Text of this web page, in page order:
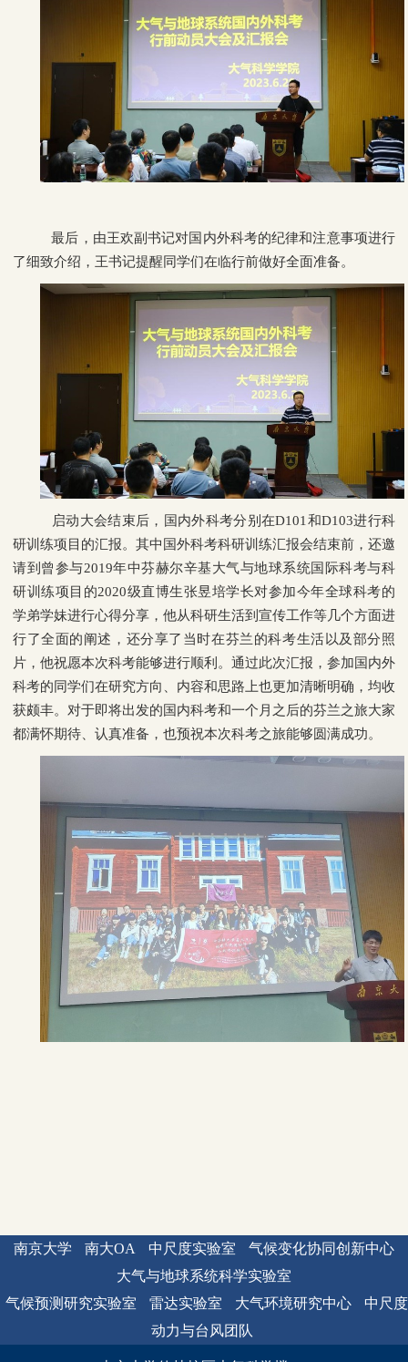
最后，由王欢副书记对国内外科考的纪律和注意事项进行
了细致介绍，王书记提醒同学们在临行前做好全面准备。
启动大会结束后，国内外科考分别在D101 和D103进行科
研训练项目的汇报。其中国外科考科研训练汇报会结束前，还邀
请到曾参与2019年中芬赫尔辛基大气与地球系统国际科考与科
研训练项目的2020级直博生张昱培学长对参加今年全球科考的
学弟学妹进行心得分享，他从科研生活到宣传工作等几个方面进
行了全面的阐述，还分享了当时在芬兰的科考生活以及部分照
片，他祝愿本次科考能够进行顺利。通过此次汇报，参加国内外
科考的同学们在研究方向、内容和思路上也更加清晰明确，均收
获颇丰。对于即将出发的国内科考和一个月之后的芬兰之旅大家
都满怀期待、认真准备，也预祝本次科考之旅能够圆满成功。
南京大学 南大OA 中尺度实验室
气候变化协同创新中心
大气与地球系统科学实验室
气候预测研究实验室
雷达实验室 大气环境研究中心
中尺度
动力与台风团队